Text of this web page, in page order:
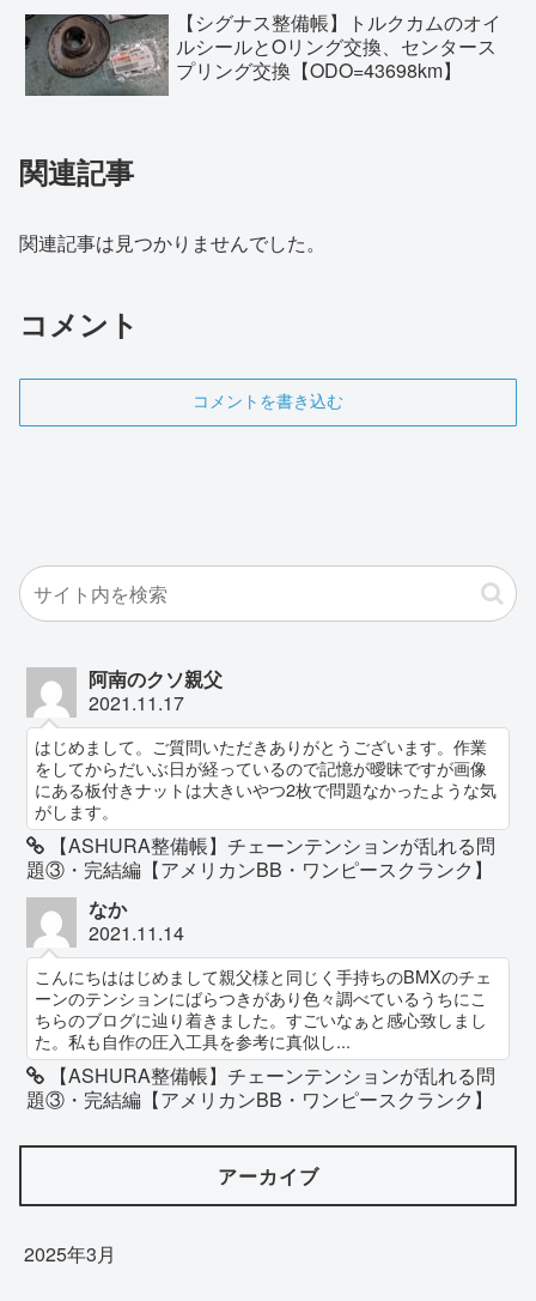
【シグナス整備帳】トルクカムのオイ
ルシールとOリング交換、センタース
プリング交換【ODO=43698km】
関連記事
関連記事は見つかりませんでした。
コメント
コメントを書き込む
阿南のクソ親父
2021.11.17
はじめまして。ご質問いただきありがとうございます。作業
をしてからだいぶ日が経っているので記憶が曖昧ですが画像
にある板付きナットは大きいやつ2枚で問題なかったような気
がします。
【ASHURA整備帳】チェーンテンションが乱れる問
題③・完結編【アメリカンBB・ワンピースクランク】
なか
2021.11.14
こんにちははじめまして親父様と同じく手持ちのBMXのチェ
ーンのテンションにばらつきがあり色々調べているうちにこ
ちらのブログに辿り着きました。すごいなぁと感心致しまし
た。私も自作の圧入工具を参考に真似し...
【ASHURA整備帳】チェーンテンションが乱れる問
題③・完結編【アメリカンBB・ワンピースクランク】
アーカイブ
2025年3月